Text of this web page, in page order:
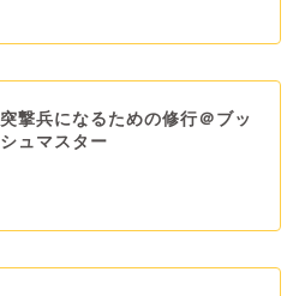
突撃兵になるための修行＠ブッ
シュマスター